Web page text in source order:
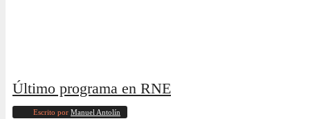
Último programa en RNE
Escrito por Manuel Antolín